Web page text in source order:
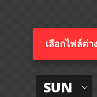
เลือกไฟล์ต่า
SUN